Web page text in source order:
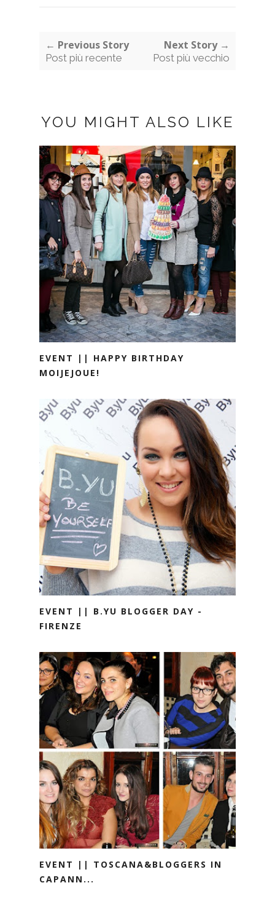
← Previous Story
Post più recente
Next Story →
Post più vecchio
YOU MIGHT ALSO LIKE
EVENT || HAPPY BIRTHDAY
MOIJEJOUE!
EVENT || B.YU BLOGGER DAY -
FIRENZE
EVENT || TOSCANA&BLOGGERS IN
CAPANN...